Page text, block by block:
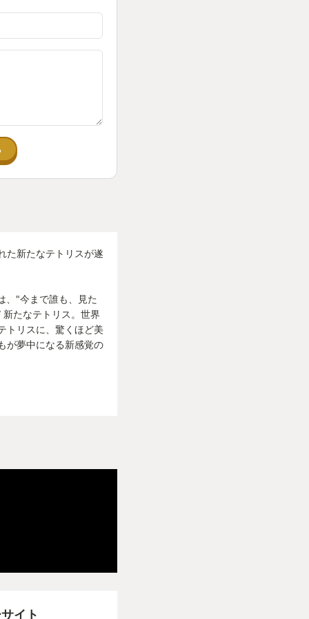
ひ一度こんなテト
。
た新たなテトリスが遂
、"今まで誰も、見た
新たなテトリス。世界
トリスに、驚くほど美
が夢中になる新感覚の
イト